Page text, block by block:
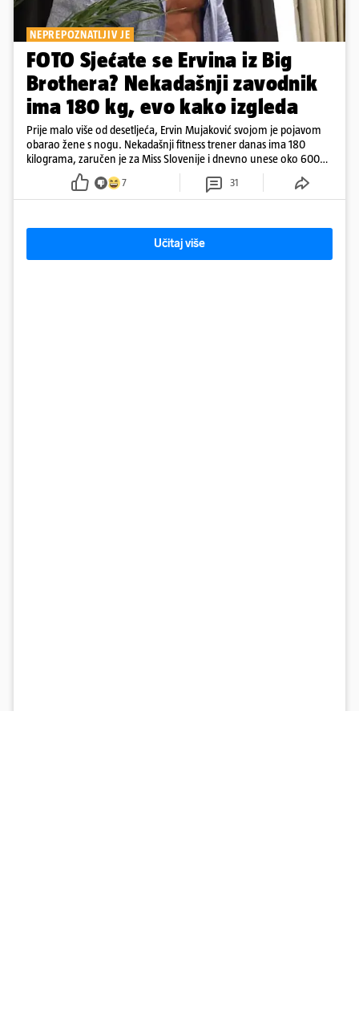
NEPREPOZNATLJIV JE
FOTO Sjećate se Ervina iz Big
Brothera? Nekadašnji zavodnik
ima 180 kg, evo kako izgleda
Prije malo više od desetljeća, Ervin Mujaković svojom je pojavom
obarao žene s nogu. Nekadašnji fitness trener danas ima 180
kilograma, zaručen je za Miss Slovenije i dnevno unese oko 6000
7 31
Učitaj više